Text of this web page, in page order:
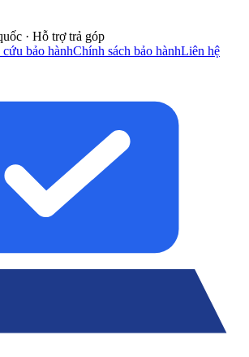
· Hỗ trợ trả góp
cứu bảo hànhChính sách bảo hànhLiên hệ